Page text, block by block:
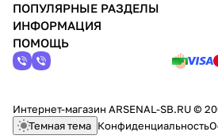
ПОПУЛЯРНЫЕ РАЗДЕЛЫ
ИНФОРМАЦИЯ
ПОМОЩЬ
Интернет-магазин ARSENAL-SB.RU ©
Темная тема Конфиденциальность